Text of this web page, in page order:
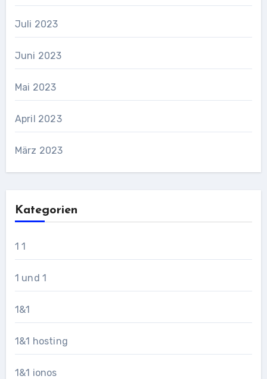
Juli 2023
Juni 2023
Mai 2023
April 2023
März 2023
Kategorien
1 1
1 und 1
1&1
1&1 hosting
1&1 ionos